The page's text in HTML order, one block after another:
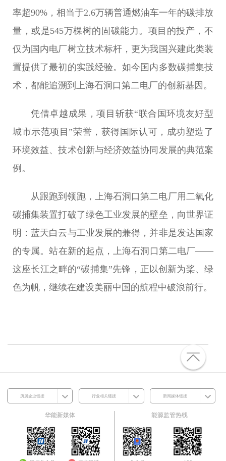
率超90%，相当于2.6万辆普通燃油车一年的碳排放
量，或是545万棵树的固碳能力。项目的投产，不
仅为国内电厂树立技术标杆，更为我国兴建此类装
置提供了最初的实践经验。如今国内多数碳捕集技
术，都能追溯到上海石洞口第二电厂的创新基因。
凭借卓越成果，项目斩获“联合国环境友好型
城市示范项目”荣誉，获得国际认可，成功塑造了
环境效益、技术创新与经济效益协同发展的典范案
例。
从跟跑到领跑，上海石洞口第二电厂用二氧化
碳捕集装置打破了绿色工业发展的壁垒，向世界证
明：蓝天白云与工业发展的兼得，并非是发达国家
的专属。站在新的起点，上海石洞口第二电厂——
这座长江之畔的“碳捕集”先锋，正以创新为桨、绿
色为帆，继续在建设美丽中国的航程中破浪前行。
所属企业链接 行业相关链接 新闻媒体链接
华能新媒体 能源监管热线